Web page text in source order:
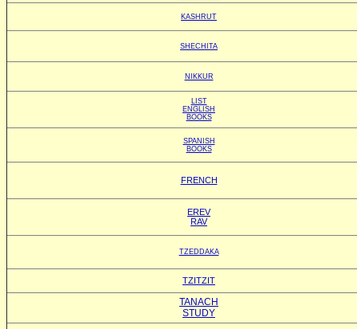
KASHRUT
SHECHITA
NIKKUR
LIST
ENGLISH
BOOKS
SPANISH
BOOKS
FRENCH
EREV
RAV
TZEDDAKA
TZITZIT
TANACH
STUDY